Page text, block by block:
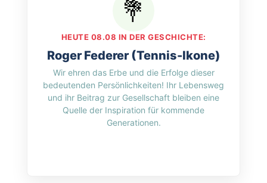
n
w
i
r
r
n
f
u
n
&
O
n
l
M
y
h
o
s
HEUTE 08.08 IN DER GESCHICHTE:
Roger Federer (Tennis-Ikone)
Wir ehren das Erbe und die Erfolge dieser
bedeutenden Persönlichkeiten! Ihr Lebensweg
und ihr Beitrag zur Gesellschaft bleiben eine
Quelle der Inspiration für kommende
Generationen.